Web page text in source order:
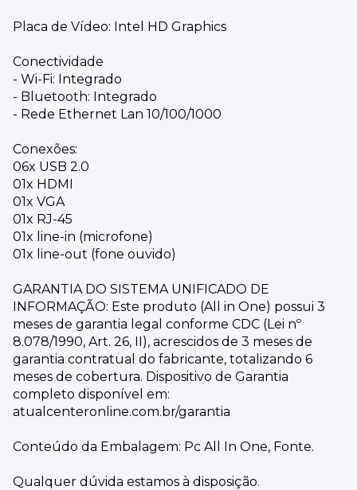
Placa de Vídeo: Intel HD Graphics
Conectividade
- Wi-Fi: Integrado
- Bluetooth: Integrado
- Rede Ethernet Lan 10/100/1000
Conexões:
06x USB 2.0
01x HDMI
01x VGA
01x RJ-45
01x line-in (microfone)
01x line-out (fone ouvido)
GARANTIA DO SISTEMA UNIFICADO DE
INFORMAÇÃO: Este produto (All in One) possui 3
meses de garantia legal conforme CDC (Lei nº
8.078/1990, Art. 26, II), acrescidos de 3 meses de
garantia contratual do fabricante, totalizando 6
meses de cobertura. Dispositivo de Garantia
completo disponível em:
atualcenteronline.com.br/garantia
Conteúdo da Embalagem: Pc All In One, Fonte.
Qualquer dúvida estamos à disposição.